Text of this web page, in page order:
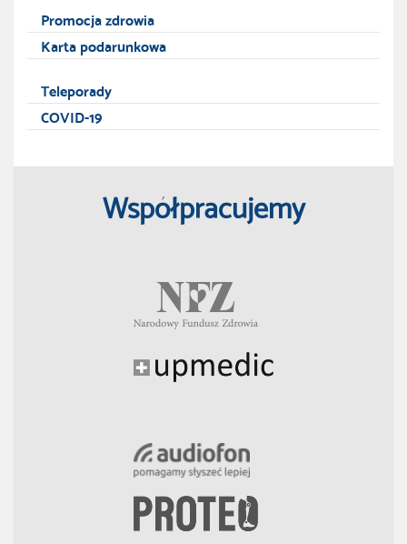
Promocja zdrowia
Karta podarunkowa
Teleporady
COVID-19
Współpracujemy